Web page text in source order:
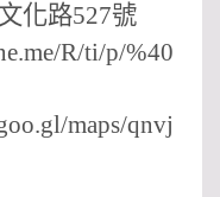
化路527號
R/ti/p/%40
maps/qnvj